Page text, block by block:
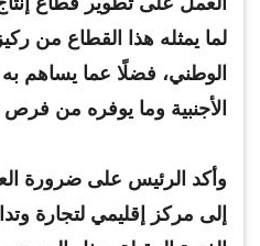
لما يمثله هذا القطاع من
الوطني، فضلًا عما يساهم
الأجنبية وما يوفره من
وأكد الرئيس على ضرورة
إلى مركز إقليمي لتجارة